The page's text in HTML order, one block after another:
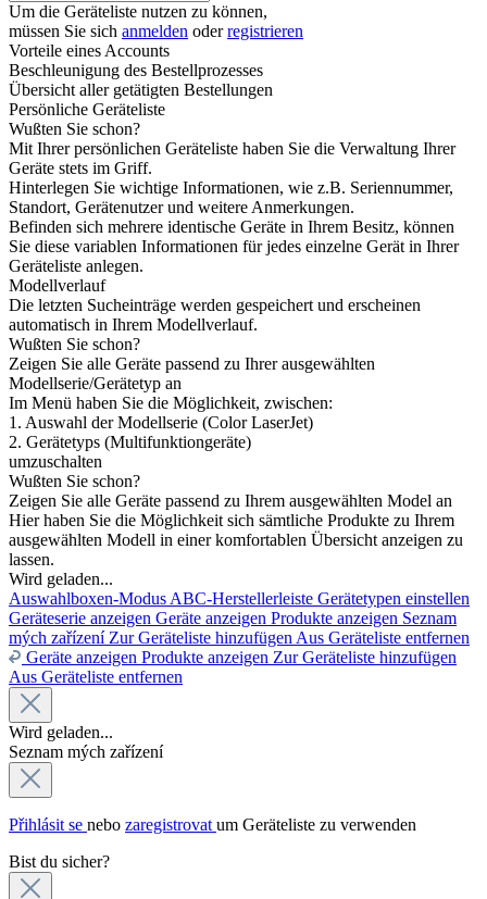
Um die Geräteliste nutzen zu können,
müssen Sie sich anmelden oderregistrieren
Vorteile eines Accounts
Beschleunigung des Bestellprozesses
Übersicht aller getätigten Bestellungen
Persönliche Geräteliste
Wußten Sie schon?
Mit Ihrer persönlichen Geräteliste haben Sie die Verwaltung Ihrer
Geräte stets im Griff.
Hinterlegen Sie wichtige Informationen, wie z.B. Seriennummer,
Standort, Gerätenutzer und weitere Anmerkungen.
Befinden sich mehrere identische Geräte in Ihrem Besitz, können
Sie diese variablen Informationen für jedes einzelne Gerät in Ihrer
Geräteliste anlegen.
Modellverlauf
Die letzten Sucheinträge werden gespeichert und erscheinen
automatisch in Ihrem Modellverlauf.
Wußten Sie schon?
Zeigen Sie alle Geräte passend zu Ihrer ausgewählten
Modellserie/Gerätetyp an
Im Menü haben Sie die Möglichkeit, zwischen:
1. Auswahl der Modellserie (Color LaserJet)
2. Gerätetyps (Multifunktiongeräte)
umzuschalten
Wußten Sie schon?
Zeigen Sie alle Geräte passend zu Ihrem ausgewählten Model an
Hier haben Sie die Möglichkeit sich sämtliche Produkte zu Ihrem
ausgewählten Modell in einer komfortablen Übersicht anzeigen zu
lassen.
Wird geladen...
Auswahlboxen-Modus ABC-Herstellerleiste Gerätetypen einstellen
Geräteserie anzeigen Geräte anzeigen Produkte anzeigen Seznam
mých zařízení Zur Geräteliste hinzufügen Aus Geräteliste entfernen
Geräte anzeigen Produkte anzeigen Zur Geräteliste hinzufügen
Aus Geräteliste entfernen
Wird geladen...
Seznam mých zařízení
Přihlásit se nebo zaregistrovat um Geräteliste zu verwenden
Bist du sicher?